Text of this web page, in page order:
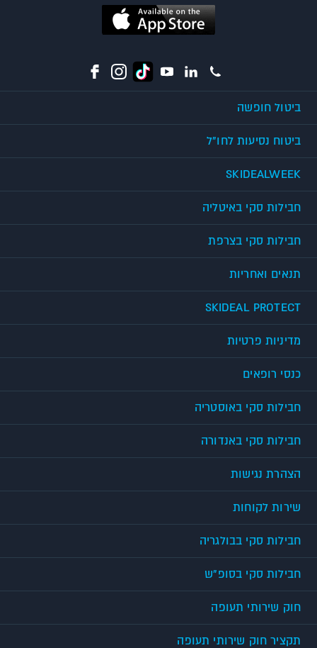
ביטול חופשה
ביטוח נסיעות לחו"ל
SKIDEALWEEK
חבילות סקי באיטליה
חבילות סקי בצרפת
תנאים ואחריות
SKIDEAL PROTECT
מדיניות פרטיות
כנסי רופאים
חבילות סקי באוסטריה
חבילות סקי באנדורה
הצהרת נגישות
שירות לקוחות
חבילות סקי בבולגריה
חבילות סקי בסופ"ש
חוק שירותי תעופה
תקציר חוק שירותי תעופה